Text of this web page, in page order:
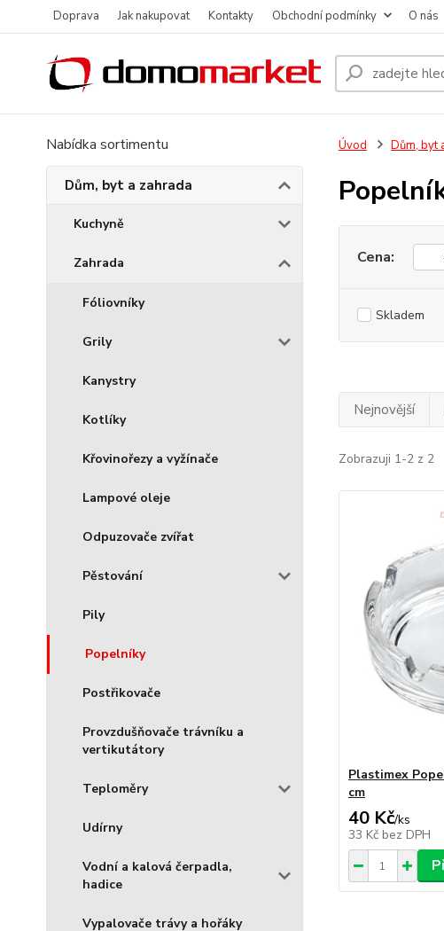
Doprava Jak nakupovat Kontakty Obchodní podmínky O nás
Nabídka sortimentu
Dům, byt a zahrada
Kuchyně
Zahrada
Fóliovníky
Grily
Kanystry
Kotlíky
Křovinořezy a vyžínače
Lampové oleje
Odpuzovače zvířat
Pěstování
Pily
Popelníky
Postřikovače
Provzdušňovače trávníku a
vertikutátory
Teploměry
Udírny
Vodní a kalová čerpadla,
hadice
Vypalovače trávy a hořáky
Úvod Dům, byt
Cena:
Skladem
Nejnovější
Zobrazuji 1-2 z 2
Plastimex
cm
40 Kč/ks
33 Kč bez DPH